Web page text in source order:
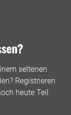
seltenen
Registrieren
heute Teil